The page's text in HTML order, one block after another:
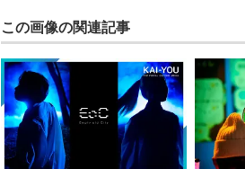
この画像の関連記事